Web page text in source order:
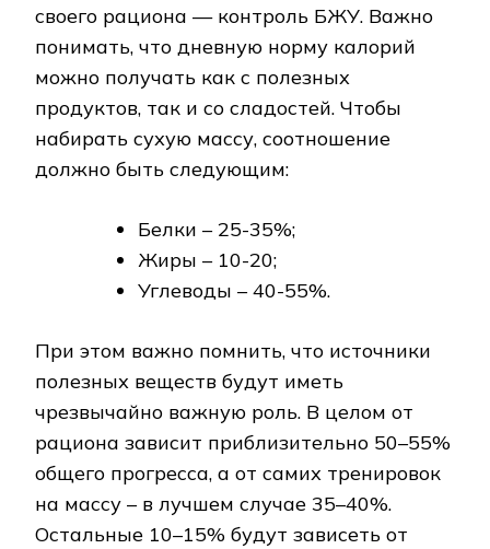
своего рациона — контроль БЖУ. Важно
понимать, что дневную норму калорий
можно получать как с полезных
продуктов, так и со сладостей. Чтобы
набирать сухую массу, соотношение
должно быть следующим:
Белки – 25-35%;
Жиры – 10-20;
Углеводы – 40-55%.
При этом важно помнить, что источники
полезных веществ будут иметь
чрезвычайно важную роль. В целом от
рациона зависит приблизительно 50–55%
общего прогресса, а от самих тренировок
на массу – в лучшем случае 35–40%.
Остальные 10–15% будут зависеть от